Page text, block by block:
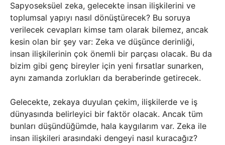
Sapyoseksüel zeka, gelecekte insan ilişkilerini ve
toplumsal yapıyı nasıl dönüştürecek? Bu soruya
verilecek cevapları kimse tam olarak bilemez, ancak
kesin olan bir şey var: Zeka ve düşünce derinliği,
insan ilişkilerinin çok önemli bir parçası olacak. Bu da
bizim gibi genç bireyler için yeni fırsatlar sunarken,
aynı zamanda zorlukları da beraberinde getirecek.
Gelecekte, zekaya duyulan çekim, ilişkilerde ve iş
dünyasında belirleyici bir faktör olacak. Ancak tüm
bunları düşündüğümde, hala kaygılarım var. Zeka ile
insan ilişkileri arasındaki dengeyi nasıl kuracağız?